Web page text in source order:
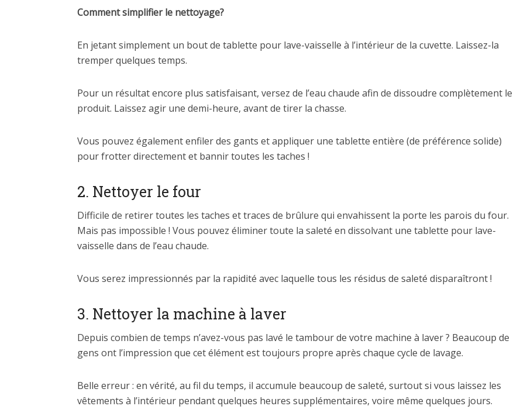
Comment simplifier le nettoyage?
En jetant simplement un bout de tablette pour lave-vaisselle à l’intérieur de la cuvette. Laissez-la
tremper quelques temps.
Pour un résultat encore plus satisfaisant, versez de l’eau chaude afin de dissoudre complètement le
produit. Laissez agir une demi-heure, avant de tirer la chasse.
Vous pouvez également enfiler des gants et appliquer une tablette entière (de préférence solide)
pour frotter directement et bannir toutes les taches !
2. Nettoyer le four
Difficile de retirer toutes les taches et traces de brûlure qui envahissent la porte les parois du four.
Mais pas impossible ! Vous pouvez éliminer toute la saleté en dissolvant une tablette pour lave-
vaisselle dans de l’eau chaude.
Vous serez impressionnés par la rapidité avec laquelle tous les résidus de saleté disparaîtront !
3. Nettoyer la machine à laver
Depuis combien de temps n’avez-vous pas lavé le tambour de votre machine à laver ? Beaucoup de
gens ont l’impression que cet élément est toujours propre après chaque cycle de lavage.
Belle erreur : en vérité, au fil du temps, il accumule beaucoup de saleté, surtout si vous laissez les
vêtements à l’intérieur pendant quelques heures supplémentaires, voire même quelques jours.